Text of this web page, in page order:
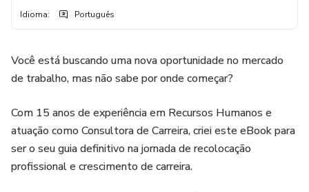
Idioma: Português
Você está buscando uma nova oportunidade no mercado
de trabalho, mas não sabe por onde começar?
Com 15 anos de experiência em Recursos Humanos e
atuação como Consultora de Carreira, criei este eBook para
ser o seu guia definitivo na jornada de recolocação
profissional e crescimento de carreira.